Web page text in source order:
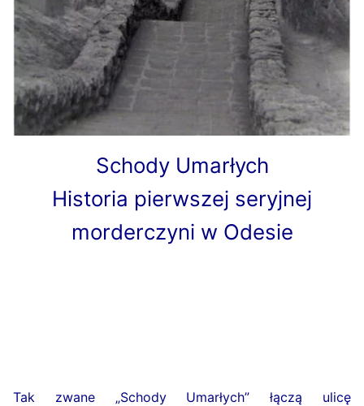
Schody Umarłych
Historia pierwszej seryjnej
morderczyni w Odesie
Tak zwane „Schody Umarłych” łączą ulicę